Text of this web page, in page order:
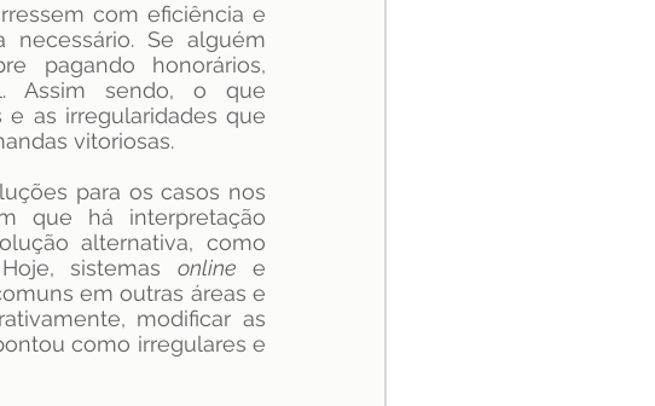
com eficiência e
necessário. Se alguém
pagando honorários,
Assim sendo, o que
as irregularidades que
vitoriosas.
para os casos nos
que há interpretação
alternativa, como
sistemas online e
em outras áreas e
modificar as
como irregulares e